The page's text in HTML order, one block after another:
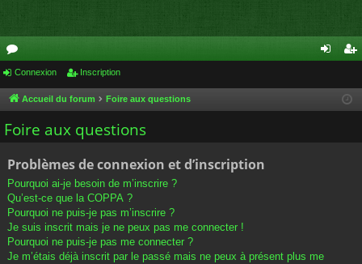
or
u
m
cri
Connexion Inscription
Accueil du forum Foire aux questions
Foire aux questions
Problèmes de connexion et d’inscription
Pourquoi ai-je besoin de m’inscrire ?
Qu’est-ce que la COPPA ?
Pourquoi ne puis-je pas m’inscrire ?
Je suis inscrit mais je ne peux pas me connecter !
Pourquoi ne puis-je pas me connecter ?
Je m’étais déjà inscrit par le passé mais ne peux à présent plus me